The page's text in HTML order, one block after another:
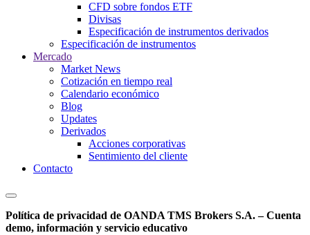
CFD sobre fondos ETF
Divisas
Especificación de instrumentos derivados
Especificación de instrumentos
Mercado
Market News
Cotización en tiempo real
Calendario económico
Blog
Updates
Derivados
Acciones corporativas
Sentimiento del cliente
Contacto
Política de privacidad de OANDA TMS Brokers S.A. – Cuenta
demo, información y servicio educativo